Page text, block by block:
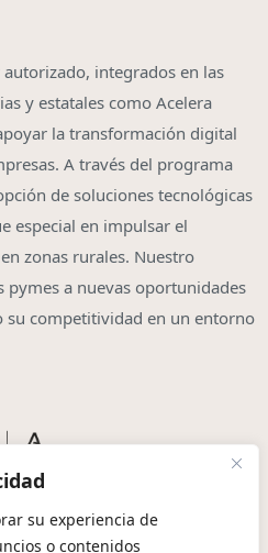
su experiencia de
o contenidos
integrados en las
y estatales como Acelera
la transformación digital
A través del programa
de soluciones tecnológicas
especial en impulsar el
zonas rurales. Nuestro
pymes a nuevas oportunidades
su competitividad en un entorno